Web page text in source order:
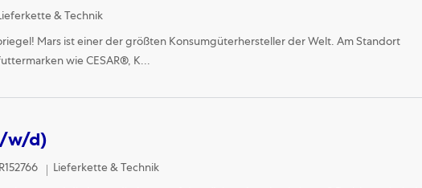
& Technik
Mars ist einer der größten Konsumgüterhersteller der Welt. Am Standort
wie CESAR®, K...
w/d)
R152766 Category
Lieferkette & Technik